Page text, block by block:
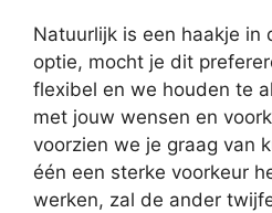
Natuurlijk is een haakje in
optie, mocht je dit
flexibel en we houden te
met jouw wensen en
voorzien we je graag van
één een sterke voorkeur
werken, zal de ander